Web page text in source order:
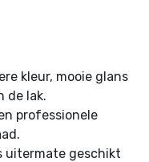
kleur, mooie glans
de lak.
professionele
uitermate geschikt